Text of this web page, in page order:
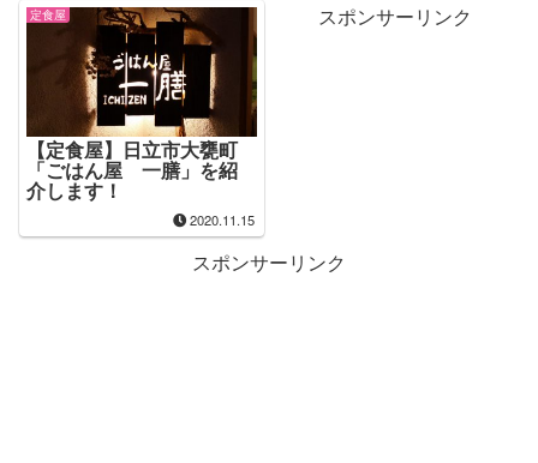
定食屋
【定食屋】日立市大甕町
「ごはん屋 一膳」を紹
介します！
2020.11.15
スポンサーリンク
スポンサーリンク